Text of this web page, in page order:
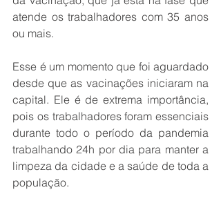
atende os trabalhadores com 35 anos
ou mais.
Esse é um momento que foi aguardado
desde que as vacinações iniciaram na
capital. Ele é de extrema importância,
pois os trabalhadores foram essenciais
durante todo o período da pandemia
trabalhando 24h por dia para manter a
limpeza da cidade e a saúde de toda a
população.